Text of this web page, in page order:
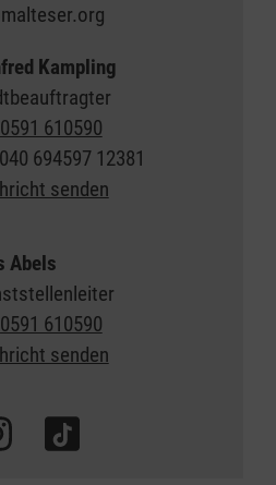
Kampling
0591 610590
040 694597 12381
senden
Abels
0591 610590
senden